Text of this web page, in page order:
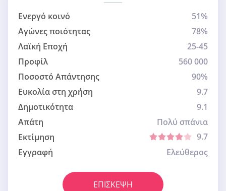
Ενεργό κοινό
51%
Αγώνες ποιότητας
78%
Λαϊκή Εποχή
25-45
Προφίλ
560 000
Ποσοστό Απάντησης
90%
Ευκολία στη χρήση
9.7
Δημοτικότητα
9.1
Απάτη
Πολύ σπάνια
Εκτίμηση
9.7
Εγγραφή
Ελεύθερος
ΕΠΊΣΚΕΨΗ